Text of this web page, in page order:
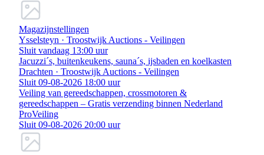
Magazijnstellingen
Ysselsteyn · Troostwijk Auctions - Veilingen
Sluit vandaag 13:00 uur
Jacuzzi´s, buitenkeukens, sauna´s, ijsbaden en koelkasten
Drachten · Troostwijk Auctions - Veilingen
Sluit 09-08-2026 18:00 uur
Veiling van gereedschappen, crossmotoren &
gereedschappen – Gratis verzending binnen Nederland
ProVeiling
Sluit 09-08-2026 20:00 uur